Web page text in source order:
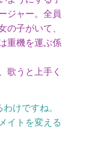
ジャー。全員
の子がいて、
重機を運ぶ係
歌うと上手く
けですね。
イトを変える